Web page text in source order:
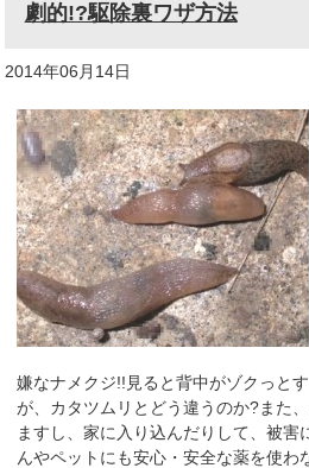
劇的!?駆除裏ワザ方法
2014年06月14日
嫌なナメクジ!!見ると背中がゾクっと
が、カタツムリとどう違うのか?また
ますし、家に入り込んだりして、被害
んやペットにも安心・安全な薬を使わ